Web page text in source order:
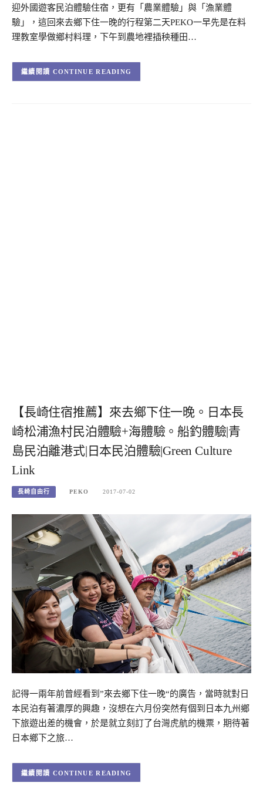
迎外國遊客民泊體驗住宿，更有「農業體驗」與「漁業體
驗」，這回來去鄉下住一晚的行程第二天PEKO一早先是在料
理教室學做鄉村料理，下午到農地裡插秧種田…
CONTINUE READING
【長崎住宿推薦】來去鄉下住一晚。日本長
崎松浦漁村民泊體驗+海體驗。船釣體驗|青
島民泊離港式|日本民泊體驗|Green Culture
Link
長崎自由行 PEKO 2017-07-02
記得一兩年前曾經看到”來去鄉下住一晚“的廣告，當時就對日
本民泊有著濃厚的興趣，沒想在六月份突然有個到日本九州鄉
下旅遊出差的機會，於是就立刻訂了台灣虎航的機票，期待著
日本鄉下之旅…
CONTINUE READING